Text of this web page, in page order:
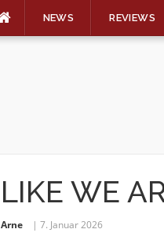
NEWS REVIEWS
LIKE WE
Arne 7. Januar 2026